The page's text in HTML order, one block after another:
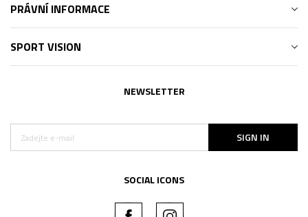
PRÁVNÍ INFORMACE
SPORT VISION
NEWSLETTER
SIGN IN
SOCIAL ICONS